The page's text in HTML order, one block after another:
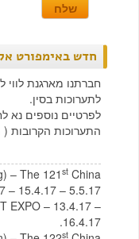
חדש באימפורט
חברתנו מארגנת לווי
לתערוכות בסין.
לפרטיים נוספים נא
התערוכות הקרובות (
– The 121 stChina
– 15.4.17 – 5.5.17.
EXPO – 13.4.17 –
16.4.17.
st